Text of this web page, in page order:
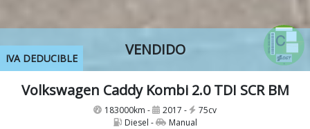
VENDIDO
IVA DEDUCIBLE
Volkswagen Caddy Kombi 2.0 TDI SCR BM
183000km - 2017 -
75cv
Diesel -
Manual